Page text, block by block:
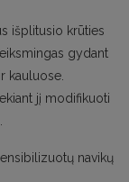
išplitusio krūties
gydant
kauluose.
jį modifikuoti
navikų